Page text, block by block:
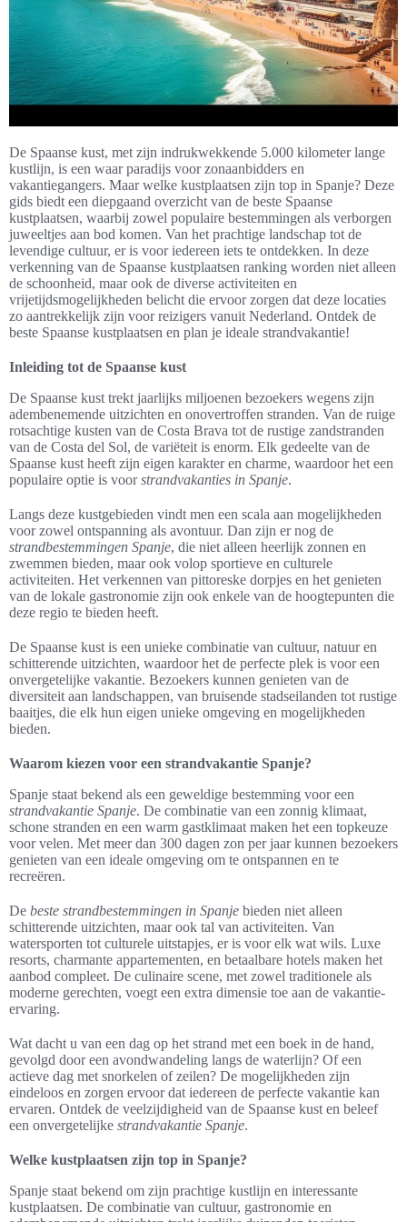
De Spaanse kust, met zijn indrukwekkende 5.000 kilometer lange
kustlijn, is een waar paradijs voor zonaanbidders en
vakantiegangers. Maar welke kustplaatsen zijn top in Spanje? Deze
gids biedt een diepgaand overzicht van de beste Spaanse
kustplaatsen, waarbij zowel populaire bestemmingen als verborgen
juweeltjes aan bod komen. Van het prachtige landschap tot de
levendige cultuur, er is voor iedereen iets te ontdekken. In deze
verkenning van de Spaanse kustplaatsen ranking worden niet alleen
de schoonheid, maar ook de diverse activiteiten en
vrijetijdsmogelijkheden belicht die ervoor zorgen dat deze locaties
zo aantrekkelijk zijn voor reizigers vanuit Nederland. Ontdek de
beste Spaanse kustplaatsen en plan je ideale strandvakantie!
Inleiding tot de Spaanse kust
De Spaanse kust trekt jaarlijks miljoenen bezoekers wegens zijn
adembenemende uitzichten en onovertroffen stranden. Van de ruige
rotsachtige kusten van de Costa Brava tot de rustige zandstranden
van de Costa del Sol, de variëteit is enorm. Elk gedeelte van de
Spaanse kust heeft zijn eigen karakter en charme, waardoor het een
populaire optie is voorstrandvakanties in Spanje.
Langs deze kustgebieden vindt men een scala aan mogelijkheden
voor zowel ontspanning als avontuur. Dan zijn er nog de
strandbestemmingen Spanje, die niet alleen heerlijk zonnen en
zwemmen bieden, maar ook volop sportieve en culturele
activiteiten. Het verkennen van pittoreske dorpjes en het genieten
van de lokale gastronomie zijn ook enkele van de hoogtepunten die
deze regio te bieden heeft.
De Spaanse kust is een unieke combinatie van cultuur, natuur en
schitterende uitzichten, waardoor het de perfecte plek is voor een
onvergetelijke vakantie. Bezoekers kunnen genieten van de
diversiteit aan landschappen, van bruisende stadseilanden tot rustige
baaitjes, die elk hun eigen unieke omgeving en mogelijkheden
bieden.
Waarom kiezen voor een strandvakantie Spanje?
Spanje staat bekend als een geweldige bestemming voor een
strandvakantie Spanje. De combinatie van een zonnig klimaat,
schone stranden en een warm gastklimaat maken het een topkeuze
voor velen. Met meer dan 300 dagen zon per jaar kunnen bezoekers
genieten van een ideale omgeving om te ontspannen en te
recreëren.
De beste strandbestemmingen in Spanje bieden niet alleen
schitterende uitzichten, maar ook tal van activiteiten. Van
watersporten tot culturele uitstapjes, er is voor elk wat wils. Luxe
resorts, charmante appartementen, en betaalbare hotels maken het
aanbod compleet. De culinaire scene, met zowel traditionele als
moderne gerechten, voegt een extra dimensie toe aan de vakantie-
ervaring.
Wat dacht u van een dag op het strand met een boek in de hand,
gevolgd door een avondwandeling langs de waterlijn? Of een
actieve dag met snorkelen of zeilen? De mogelijkheden zijn
eindeloos en zorgen ervoor dat iedereen de perfecte vakantie kan
ervaren. Ontdek de veelzijdigheid van de Spaanse kust en beleef
een onvergetelijke strandvakantie Spanje.
Welke kustplaatsen zijn top in Spanje?
Spanje staat bekend om zijn prachtige kustlijn en interessante
kustplaatsen. De combinatie van cultuur, gastronomie en